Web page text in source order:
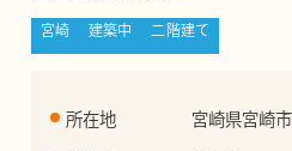
宮崎 建築中 二階建て
所在地 宮崎県宮崎